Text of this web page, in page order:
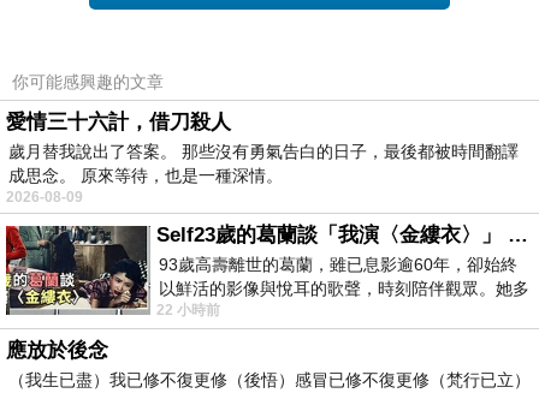
出場，在被《暮光之城》及《南方吸血鬼》系列拉高吸血鬼的生活水平
後，俊男美女及多金的豪門排場已是現代吸血鬼的基本配備。不過，有
趣的是，在本書，這些吸血鬼的優渥生活來反而自加百列天使的供養(書
裡到是沒交待財富是怎麼累積的)。
天使加百列，看到你的豪宅加上一屋子被拯救釋放的吸血鬼，活脫脫是
卡萊爾．庫倫及X教授的混合體。
你可能感興趣的文章
愛情三十六計，借刀殺人
歲月替我說出了答案。 那些沒有勇氣告白的日子，最後都被時間翻譯
成思念。 原來等待，也是一種深情。
2026-08-09
Self23歲的葛蘭談「我演〈金縷衣〉」 #戀上老電影 #粟子 #葛蘭
93歲高壽離世的葛蘭，雖已息影逾60年，卻始終
以鮮活的影像與悅耳的歌聲，時刻陪伴觀眾。她多
才多藝、陽光開朗的形象，不僅保留在電影
22 小時前
應放於後念
（我生已盡）我已修不復更修（後悟）感冒已修不復更修（梵行已立）